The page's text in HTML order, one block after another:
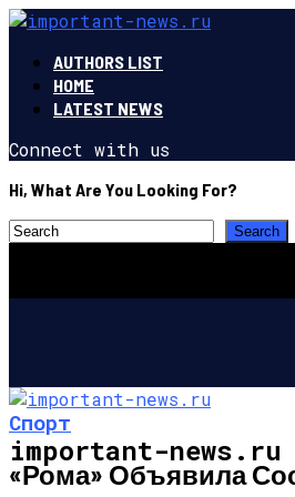
AUTHORS LIST
HOME
LATEST NEWS
Connect with us
Hi, What Are You Looking For?
important-news.ru
Спорт
«Рома» Объявила